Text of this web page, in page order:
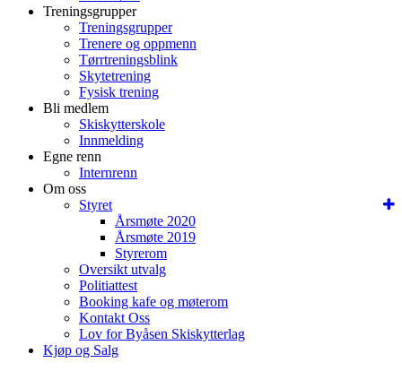
Treningsgrupper
Treningsgrupper
Trenere og oppmenn
Tørrtreningsblink
Skytetrening
Fysisk trening
Bli medlem
Skiskytterskole
Innmelding
Egne renn
Internrenn
Om oss
Styret
Årsmøte 2020
Årsmøte 2019
Styrerom
Oversikt utvalg
Politiattest
Booking kafe og møterom
Kontakt Oss
Lov for Byåsen Skiskytterlag
Kjøp og Salg